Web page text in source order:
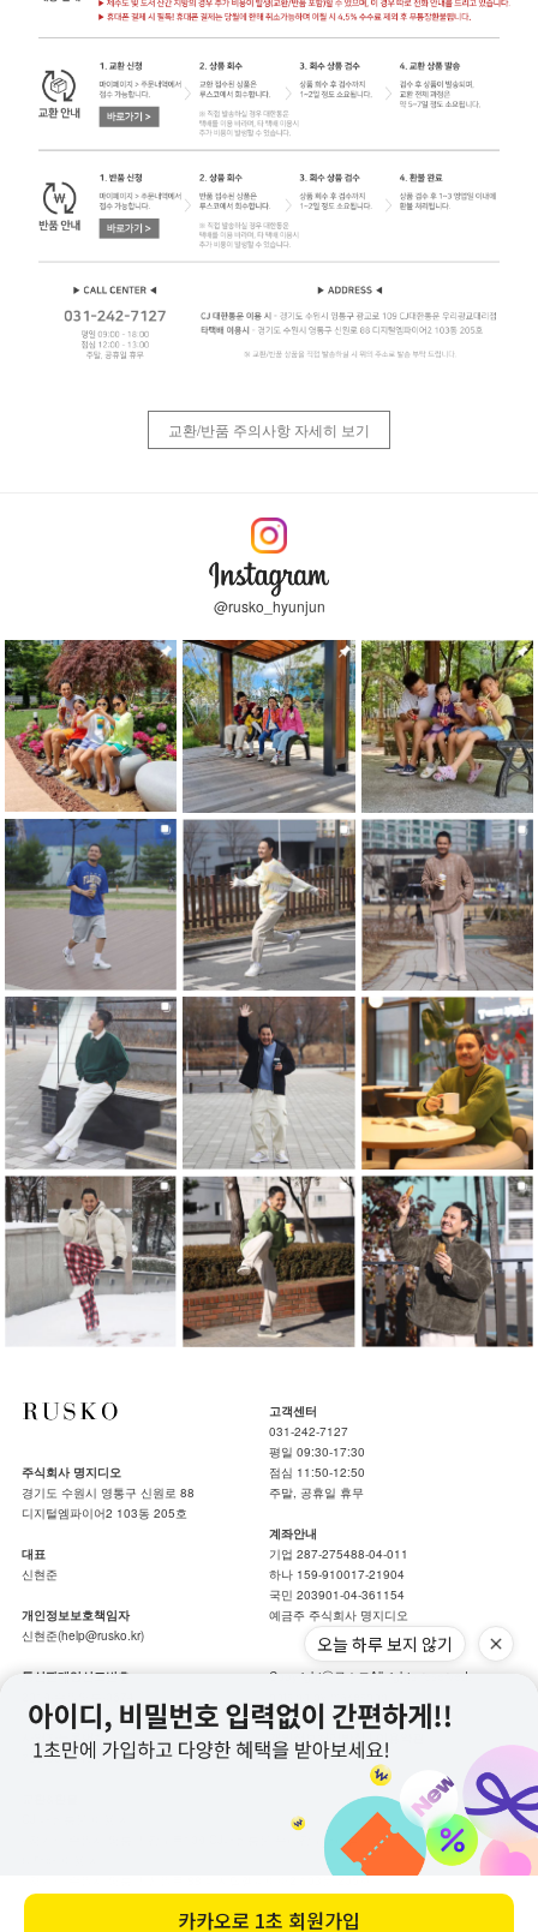
교환/반품 주의사항 자세히 보기
@rusko_hyunjun
주식회사 명지디오
경기도 수원시 영통구 신원로 88
디지털엠파이어2 103동 205호
대표
신현준
개인정보보호책임자
신현준(help@rusko.kr)
통신판매업신고번호
사업자등록번호
739-86-00489
고객센터
031-242-7127
평일 09:30-17:30
점심 11:50-12:50
주말, 공휴일 휴무
계좌안내
기업 287-275488-04-011
하나 159-910017-21904
국민 203901-04-361154
예금주 주식회사 명지디오
Copyrightⓒ루스코All rights reserved.
개인정보처리방침
- 경기도 수원시 영통구 광교로109 CJ대한통운 우리광교대리점
- 경기도 수원시 영통구 신원로 88 디지털엠파이어2 103동 205호
오늘 하루 보지 않기
카카오로 1초 회원가입